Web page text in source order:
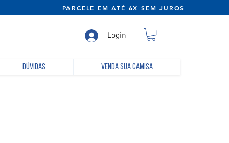
EM ATÉ 6X SEM JUROS
Login
Dúvidas Venda sua camisa